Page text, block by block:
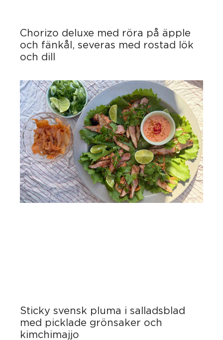
Chorizo deluxe med röra på äpple
och fänkål, severas med rostad lök
och dill
Sticky svensk pluma i salladsblad
med picklade grönsaker och
kimchimajjo